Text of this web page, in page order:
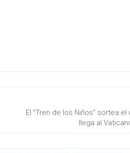
El "Tren de los Niños" sortea
llega al